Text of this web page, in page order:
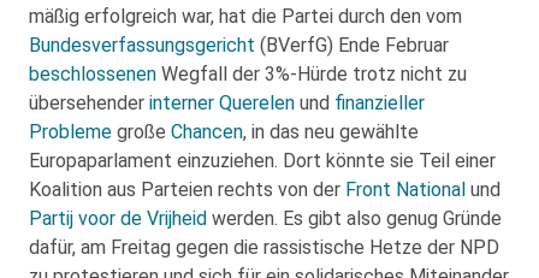
mäßig erfolgreich war, hat die Partei durch den vom
Bundesverfassungsgericht (BVerfG) Ende Februar
beschlossenen Wegfall der 3%-Hürde trotz nicht zu
übersehender interner Querelen und finanzieller
Probleme große Chancen, in das neu gewählte
Europaparlament einzuziehen. Dort könnte sie Teil einer
Koalition aus Parteien rechts von der Front National und
Partij voor de Vrijheid werden. Es gibt also genug Gründe
dafür, am Freitag gegen die rassistische Hetze der NPD